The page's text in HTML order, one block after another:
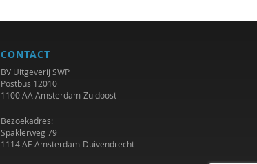
CONTACT
BV Uitgeverij SWP
Postbus 12010
1100 AA Amsterdam-Zuidoost
Bezoekadres:
Spaklerweg 79
1114 AE Amsterdam-Duivendrecht